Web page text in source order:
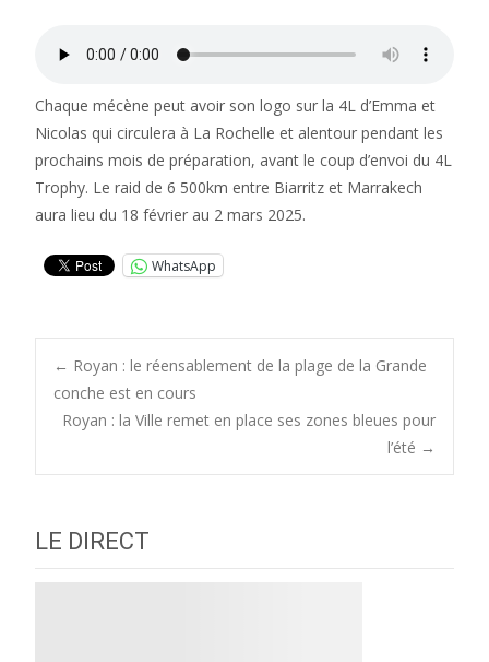
Chaque mécène peut avoir son logo sur la 4L d’Emma et
Nicolas qui circulera à La Rochelle et alentour pendant les
prochains mois de préparation, avant le coup d’envoi du 4L
Trophy. Le raid de 6 500km entre Biarritz et Marrakech
aura lieu du 18 février au 2 mars 2025.
WhatsApp
Post
navigation
← Royan : le réensablement de la plage de la Grande
conche est en cours
Royan : la Ville remet en place ses zones bleues pour
l’été →
LE DIRECT